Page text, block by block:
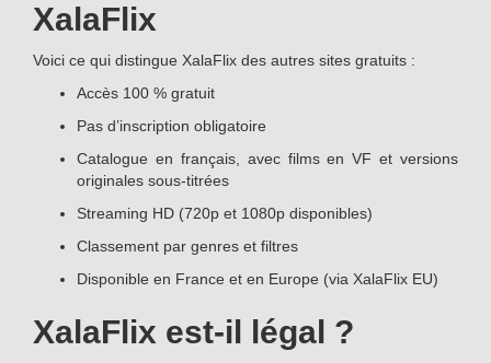
XalaFlix
Voici ce qui distingue XalaFlix des autres sites gratuits :
Accès 100 % gratuit
Pas d’inscription obligatoire
Catalogue en français, avec films en VF et versions
originales sous-titrées
Streaming HD (720p et 1080p disponibles)
Classement par genres et filtres
Disponible en France et en Europe (via XalaFlix EU)
XalaFlix est-il légal ?